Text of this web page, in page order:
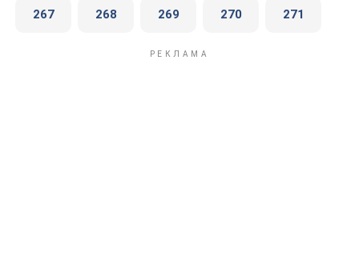
267 268 269 270 271